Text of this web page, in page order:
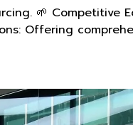
🌱 Competitive
Offering